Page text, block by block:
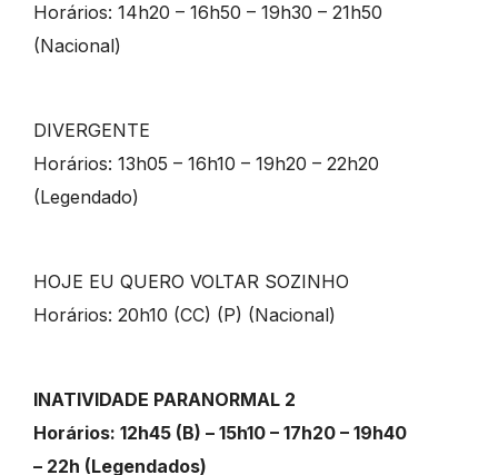
Horários: 14h20 – 16h50 – 19h30 – 21h50
(Nacional)
DIVERGENTE
Horários: 13h05 – 16h10 – 19h20 – 22h20
(Legendado)
HOJE EU QUERO VOLTAR SOZINHO
Horários: 20h10 (CC) (P) (Nacional)
INATIVIDADE PARANORMAL 2
Horários: 12h45 (B) – 15h10 – 17h20 – 19h40
– 22h (Legendados)